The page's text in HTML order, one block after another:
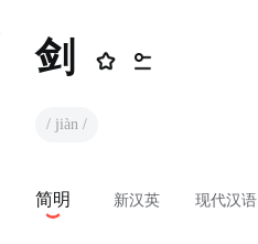
剑
/ jiàn /
简明 新汉英 现代汉语